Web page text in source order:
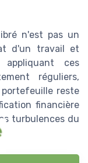
n'est pas un
d'un travail et
ces
réguliers,
portefeuille reste
financière
turbulences du